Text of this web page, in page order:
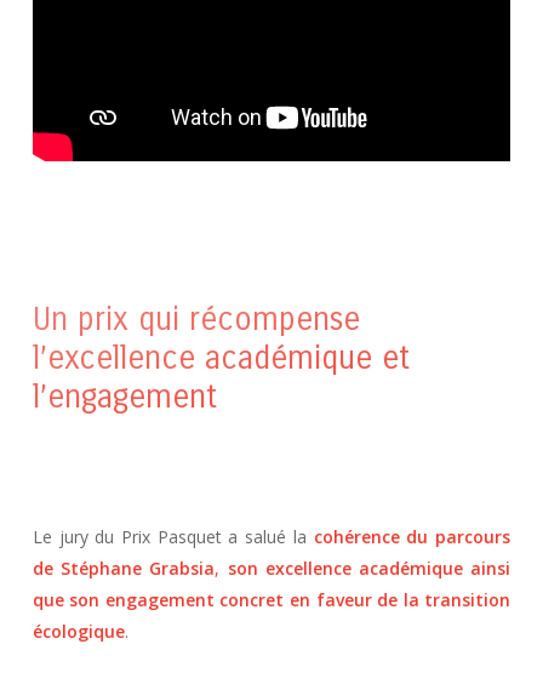
Un prix qui récompense
l’excellence académique et
l’engagement
Le jury du Prix Pasquet a salué la cohérence du parcours
de Stéphane Grabsia, son excellence académique ainsi
que son engagement concret en faveur de la transition
écologique.